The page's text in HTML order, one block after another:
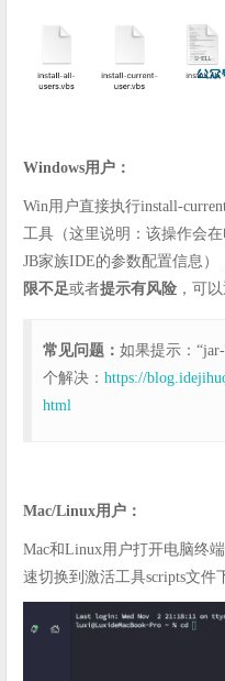
Windows用户：
Win用户直接执行install-
工具（这里说明：该操作会
JB家族IDE的参数配置信息）
限不足或者提示有风险 ，可
常见问题： 如果提示：
个解决： https://
html
Mac/Linux用户：
Mac和Linux用户打开电脑终
速切换到激活工具scripts文件